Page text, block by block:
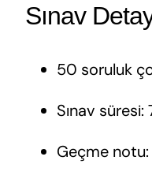
Sınav
50 soruluk
Sınav
Geçme